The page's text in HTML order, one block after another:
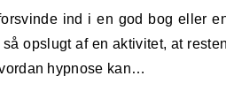
opslugt af en aktivitet, at
hypnose kan…